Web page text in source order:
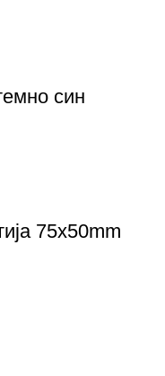
син
75x50mm